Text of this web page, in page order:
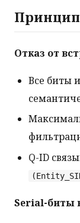
Отказ от
Все биты
Q-ID
Serial-биты